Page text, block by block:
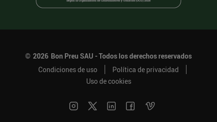
© 2026 Bon Preu SAU - Todos los derechos reservados
Condiciones de uso
Política de privacidad
Uso de cookies